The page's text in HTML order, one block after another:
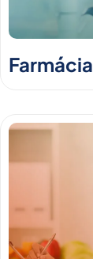
Farmácia